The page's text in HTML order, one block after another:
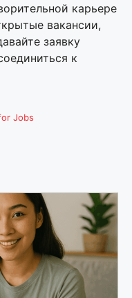
карьере
вакансии,
заявку
к
Jobs